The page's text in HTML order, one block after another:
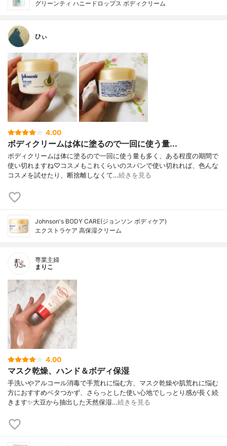
グリーンティ ハニードロップス ボディクリーム
ひぃ
4.00
ボディクリームは体に塗るので一回に使う量...
ボディクリームは体に塗るので一回に使う量も多く、ある程度の期間で
使い切れますね♡コスメもこれくらいのスパンで使い切れれば、色んな
コスメを試せたり、断捨離しなくて…続きを見る
Johnson's BODY CARE(ジョンソン ボディケア)
エクストラケア 高保湿クリーム
専業主婦
まりこ
4.00
マスク乾燥、ハンド＆ボディ保湿
手洗いやアルコール消毒で手荒れに悩む方、マスク乾燥や肌荒れに悩む
方におすすめベタつかず、さらっとした使い心地でしっとり感が長く続
きます✨大豆から抽出した天然保湿…続きを見る